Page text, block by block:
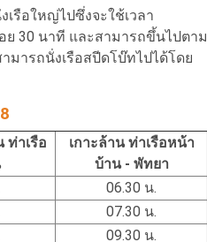
เรือใหญ่ไปซึ่งจะใช้เวลา
ย 30 นาที และสามารถขึ้นไปตาม
มารถนั่งเรือสปีดโบ๊ทไปได้โดย
ท่าเรือ
เกาะล้าน ท่าเรือหน้า
บ้าน - พัทยา
06.30 น.
07.30 น.
09.30 น.